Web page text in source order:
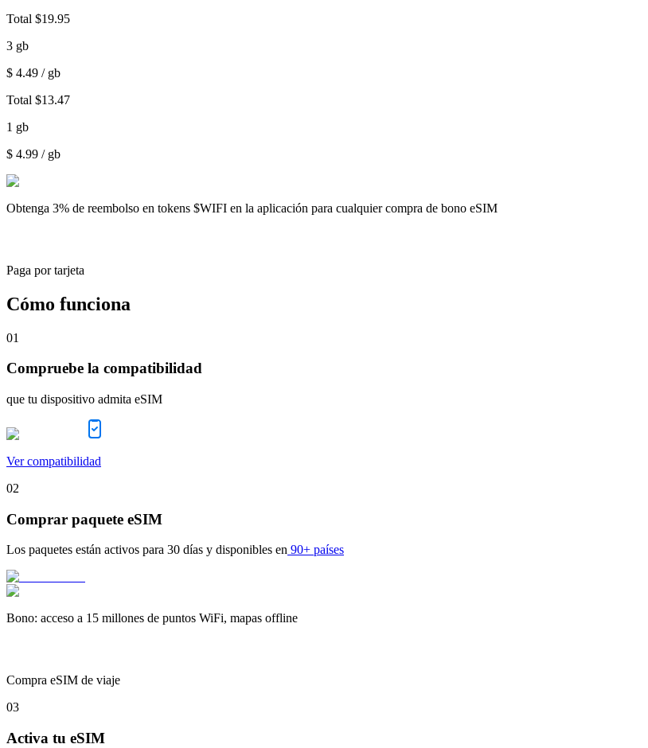
Total $19.95
3 gb
$ 4.49 / gb
Total $13.47
1 gb
$ 4.99 / gb
Obtenga 3% de reembolso en tokens $WIFI en la aplicación para cualquier compra de bono eSIM
Paga por tarjeta
Cómo funciona
01
Compruebe la compatibilidad
que tu dispositivo admita eSIM
Ver compatibilidad
02
Comprar paquete eSIM
Los paquetes están activos para 30 días y disponibles en 90+ países
Bono: acceso a 15 millones de puntos WiFi, mapas offline
Compra eSIM de viaje
03
Activa tu eSIM